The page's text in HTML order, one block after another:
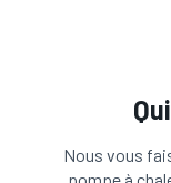
Nous vous